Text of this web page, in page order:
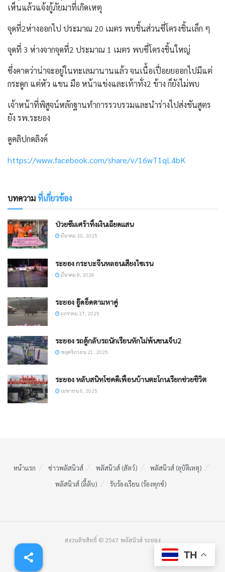
เห็นแล้วแจ้งกู้ภัยมาที่เกิดเหตุ
จุดที่2ห่างออกไป ประมาณ 20 เมตร พบชิ้นส่วนซี่โครงชิ้นเล็ก ๆ
จุดที่ 3 ห่างจากจุดที่2 ประมาณ 1 เมตร พบซี่โครงชิ้นใหญ่
ซึ่งคาดว่าน่าจะอยู่ในทะเลมานานแล้ว จนเนื้อเปื่อยยออกไปมีแต่
กระดูก แต่หัว แขน มือ หน้าแข่งและเท้าทั่ง2 ข้าง ก็ยังไม่พบ
เจ้าหน้าที่พิสูจน์หลักฐานทำการรวบรวมและนำร่างไปส่งชันสูตร
ยัง รพ.ระยอง
ดูคลิปกดลิงค์
https://www.facebook.com/share/v/16wT1qL4bK
บทความที่เกี่ยวข้อง
ป่วยซึมเศร้าทิ้งเงินเฉียดแสน
มีนาคม 20, 2025
ระยอง กระบะจีนหลอนเสียงไซเรน
มีนาคม 8, 2026
ระยอง อู๊ดอี๊ดตามหาคู่
มกราคม 27, 2025
ระยอง รถตู้กลับรถนักเรียนหักไม่พ้นชนเจ็บ2
พฤศจิกายน 21, 2025
ระยอง หลับสนิทโชคดีเพื่อนบ้านตะโกนเรียกช่วยชีวิต
เมษายน 6, 2025
หน้าแรก ข่าวพลัสนิวส์ พลัสนิวส์ (สัตว์)
พลัสนิวส์ (อุบัติเหตุ)
พลัสนิวส์ (ลี้ลับ)
รับร้องเรียน (ร้องทุกข์)
สงวนลิขสิทธิ์ © 2567 พลัสนิวส์ ระยอง
TH